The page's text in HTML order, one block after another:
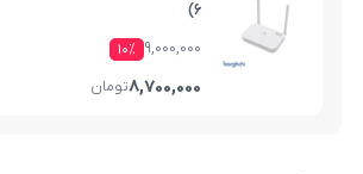
۱۰%